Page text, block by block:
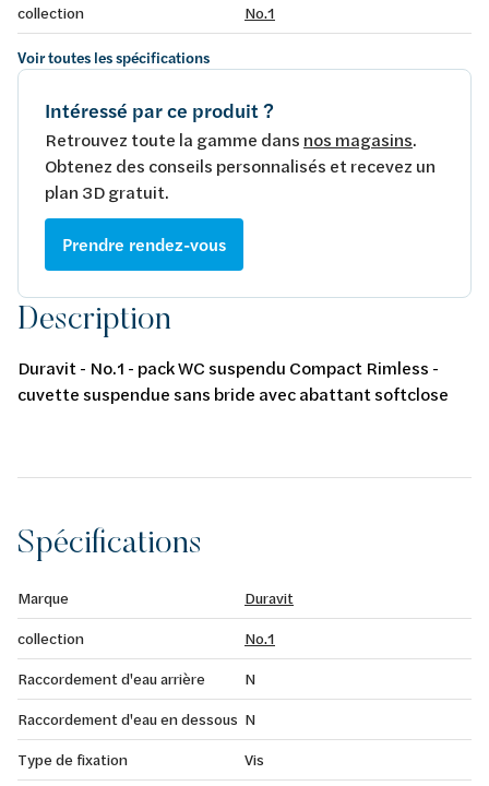
collection
No.1
Voir toutes les spécifications
Intéressé par ce produit ?
Retrouvez toute la gamme dans nos magasins.
Obtenez des conseils personnalisés et recevez un
plan 3D gratuit.
Prendre rendez-vous
Description
Duravit - No.1 - pack WC suspendu Compact Rimless -
cuvette suspendue sans bride avec abattant softclose
Spécifications
Marque
Duravit
collection
No.1
Raccordement d'eau arrière
N
Raccordement d'eau en dessous N
Type de fixation
Vis